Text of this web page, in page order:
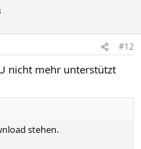
#12
nicht mehr unterstützt
stehen.